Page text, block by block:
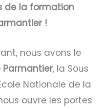
de la formation
!
nous avons le
Parmantier, la Sous
Nationale de la
ouvre les portes